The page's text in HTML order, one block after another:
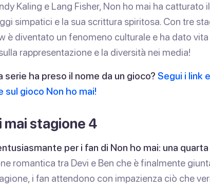
Kaling e Lang Fisher, Non ho mai ha catturato
simpatici e la sua scrittura spiritosa. Con tre
è diventato un fenomeno culturale e ha dato
rappresentazione e la diversità nei media!
serie ha preso il nome da un gioco? Segui i link
sul gioco Non ho mai!
mai stagione 4
per i fan di Non ho mai: una
romantica tra Devi e Ben che è finalmente
i fan attendono con impazienza ciò che